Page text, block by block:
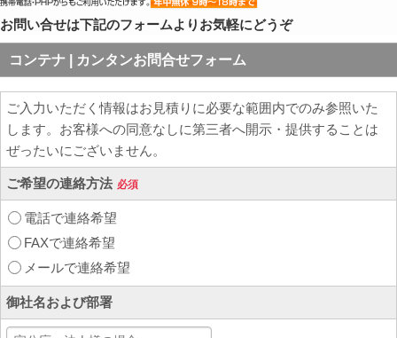
お問い合せは下記のフォームよりお気軽にどうぞ